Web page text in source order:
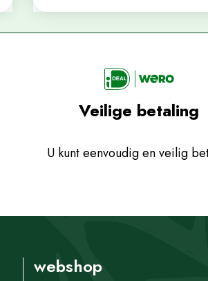
Veilige betaling
U kunt eenvoudig en veilig
webshop